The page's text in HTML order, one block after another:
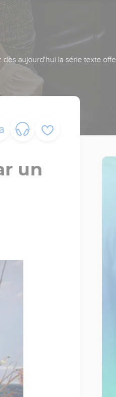
aujourd'hui la série texte
un